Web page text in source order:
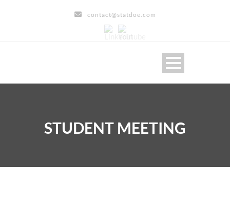
contact@statdoe.com
STUDENT MEETING